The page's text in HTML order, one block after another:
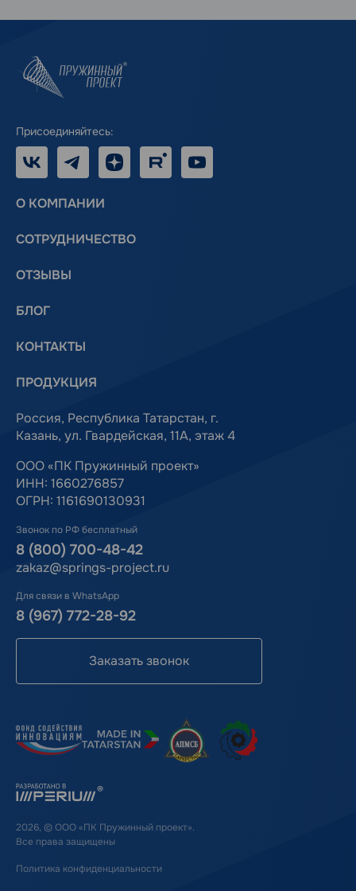
Присоединяйтесь:
VK TelegramДзен RUTUBE
О КОМПАНИИ
СОТРУДНИЧЕСТВО
ОТЗЫВЫ
БЛОГ
КОНТАКТЫ
ПРОДУКЦИЯ
Россия, Республика Татарстан, г.
Казань, ул. Гвардейская, 11А, этаж 4
ООО «ПК Пружинный проект»
ИНН: 1660276857
ОГРН: 1161690130931
Звонок по РФ бесплатный
8 (800) 700-48-42
zakaz@springs-project.ru
Для связи в WhatsApp
8 (967) 772-28-92
Заказать звонок
2026, © ООО «ПК Пружинный проект».
Все права защищены
Политика конфиденциальности